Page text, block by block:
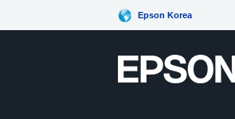
Epson Korea